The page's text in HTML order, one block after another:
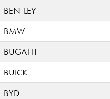
BENTLEY
BMW
BUGATTI
BUICK
BYD